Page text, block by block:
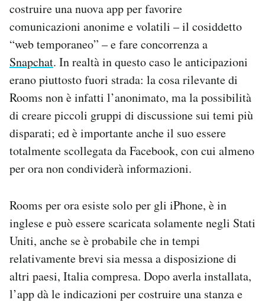
Notifiche mobile
Regala il Post
costruire una nuova app per favorire
comunicazioni anonime e volatili – il cosiddetto
“web temporaneo” – e fare concorrenza a
Snapchat. In realtà in questo caso le anticipazioni
erano piuttosto fuori strada: la cosa rilevante di
Rooms non è infatti l’anonimato, ma la possibilità
di creare piccoli gruppi di discussione sui temi più
disparati; ed è importante anche il suo essere
totalmente scollegata da Facebook, con cui almeno
per ora non condividerà informazioni.
Rooms per ora esiste solo per gli iPhone, è in
inglese e può essere scaricata solamente negli Stati
Uniti, anche se è probabile che in tempi
relativamente brevi sia messa a disposizione di
altri paesi, Italia compresa. Dopo averla installata,
l’app dà le indicazioni per costruire una stanza e